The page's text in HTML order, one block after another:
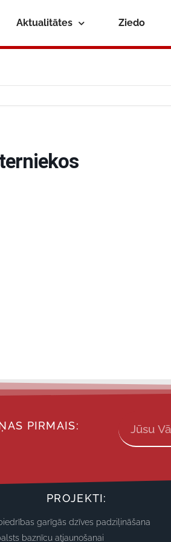
Aktualitātes Ziedo
PIRMAIS:
PROJEKTI:
garīgās dzīves padziļināšana
baznīcu atjaunošanai